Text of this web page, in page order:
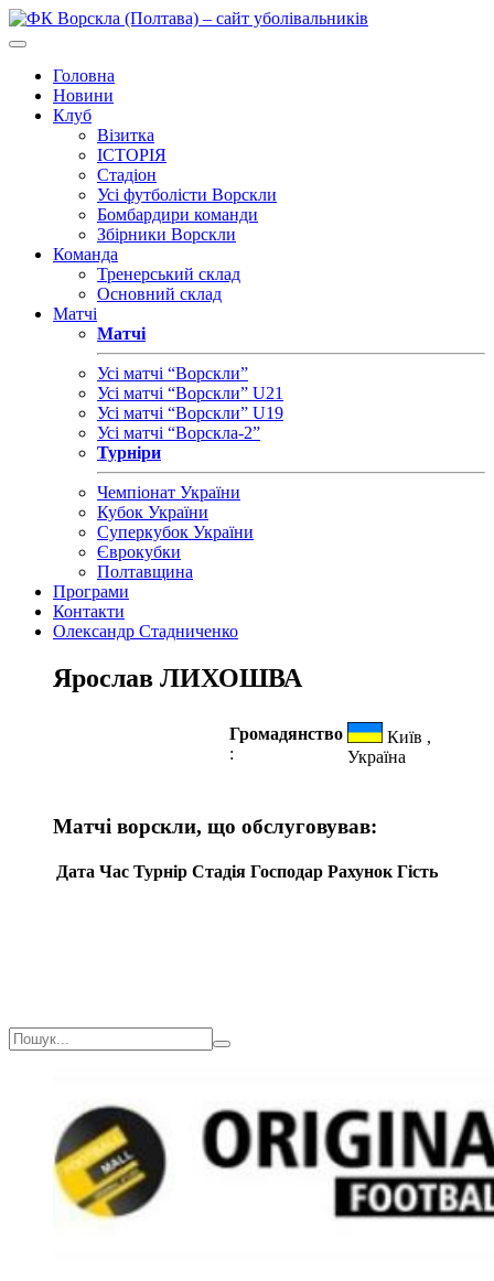
Головна
Новини
Клуб
Візитка
ІСТОРІЯ
Стадіон
Усі футболісти Ворскли
Бомбардири команди
Збірники Ворскли
Команда
Тренерський склад
Основний склад
Матчі
Матчі
Усі матчі “Ворскли”
Усі матчі “Ворскли” U21
Усі матчі “Ворскли” U19
Усі матчі “Ворскла-2”
Турніри
Чемпіонат України
Кубок України
Суперкубок України
Єврокубки
Полтавщина
Програми
Контакти
Олександр Стадниченко
Ярослав ЛИХОШВА
Громадянство
:
Київ ,
Україна
Матчі ворскли, що обслуговував:
Дата Час Турнір Стадія Господар Рахунок Гість